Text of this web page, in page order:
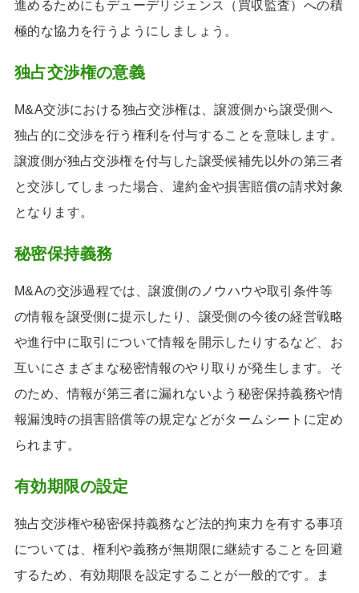
進めるためにもデューデリジェンス（買収監査）への積
極的な協力を行うようにしましょう。
独占交渉権の意義
M&A交渉における独占交渉権は、譲渡側から譲受側へ
独占的に交渉を行う権利を付与することを意味します。
譲渡側が独占交渉権を付与した譲受候補先以外の第三者
と交渉してしまった場合、違約金や損害賠償の請求対象
となります。
秘密保持義務
M&Aの交渉過程では、譲渡側のノウハウや取引条件等
の情報を譲受側に提示したり、譲受側の今後の経営戦略
や進行中に取引について情報を開示したりするなど、お
互いにさまざまな秘密情報のやり取りが発生します。そ
のため、情報が第三者に漏れないよう秘密保持義務や情
報漏洩時の損害賠償等の規定などがタームシートに定め
られます。
有効期限の設定
独占交渉権や秘密保持義務など法的拘束力を有する事項
については、権利や義務が無期限に継続することを回避
するため、有効期限を設定することが一般的です。ま